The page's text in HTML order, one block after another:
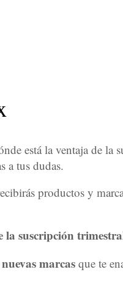
está la ventaja de la
a tus dudas.
productos y
suscripción
marcas que te